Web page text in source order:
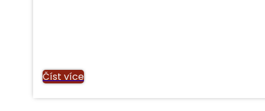
Číst více